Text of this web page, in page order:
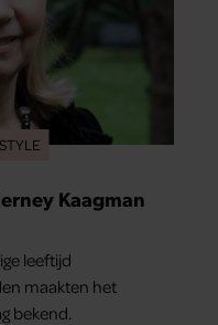
Kaagman
leeftijd
maakten het
bekend.